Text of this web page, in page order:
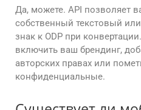
Да, можете. API позволяет
собственный текстовый
знак к ODP при
включить ваш брендинг,
авторских правах или
конфиденциальные.